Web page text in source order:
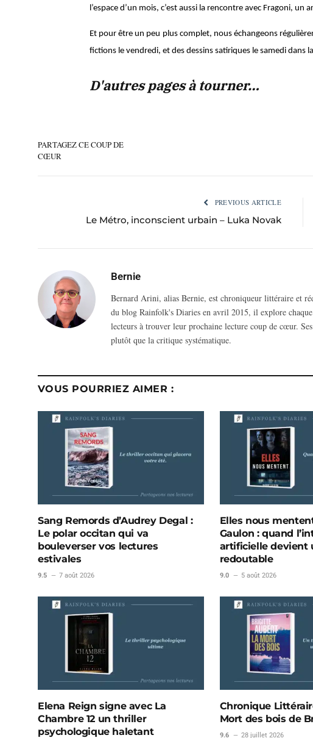
l’espace d’un mois, c’est aussi la rencontre avec Fragoni,
Et pour être un peu plus complet, nous échangeons
fictions le vendredi, et des dessins satiriques le samedi dans la
D'autres pages à tourner…
PARTAGEZ CE COUP DE
CŒUR
PREVIOUS ARTICLE
Le Métro, inconscient urbain – Luka Novak
Bernie
Bernard Arini, alias Bernie, est chroniqueur littéraire et
du blog Rainfolk's Diaries en avril 2015, il explore chaque
lecteurs à trouver leur prochaine lecture coup de cœur.
plutôt que la critique systématique.
VOUS POURRIEZ AIMER :
Sang Remords d’Audrey Degal :
Le polar occitan qui va
bouleverser vos lectures
estivales
9.5 7 août 2026
Elles nous
Gaulon : quand
artificielle devient
redoutable
9.0 5 août 2026
Elena Reign signe avec La
Chambre 12 un thriller
psychologique haletant
Chronique
Mort des bois de
9.6 28 juillet 2026